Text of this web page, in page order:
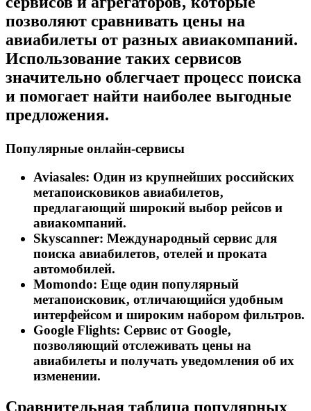
позволяют сравнивать цены на
авиабилеты от разных авиакомпаний.
Использование таких сервисов
значительно облегчает процесс поиска
и помогает найти наиболее выгодные
предложения.
Популярные онлайн-сервисы
Aviasales: Один из крупнейших российских
метапоисковиков авиабилетов‚
предлагающий широкий выбор рейсов и
авиакомпаний.
Skyscanner: Международный сервис для
поиска авиабилетов‚ отелей и проката
автомобилей.
Momondo: Еще один популярный
метапоисковик‚ отличающийся удобным
интерфейсом и широким набором фильтров.
Google Flights: Сервис от Google‚
позволяющий отслеживать цены на
авиабилеты и получать уведомления об их
изменении.
Сравнительная таблица популярных